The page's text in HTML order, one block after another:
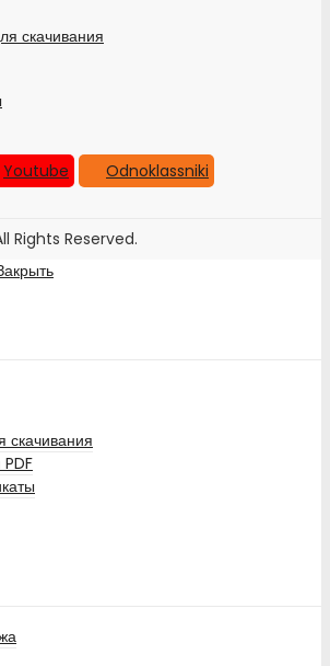
скачивания
Youtube Odnoklassniki
Rights Reserved.
скачивания
PDF